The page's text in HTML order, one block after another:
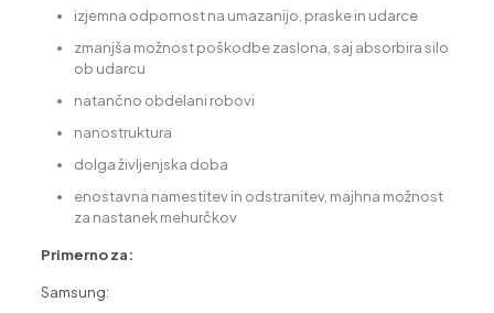
izjemna odpornost na umazanijo, praske in udarce
zmanjša možnost poškodbe zaslona, saj absorbira silo
ob udarcu
natančno obdelani robovi
nanostruktura
dolga življenjska doba
enostavna namestitev in odstranitev, majhna možnost
za nastanek mehurčkov
Primerno za:
Samsung: